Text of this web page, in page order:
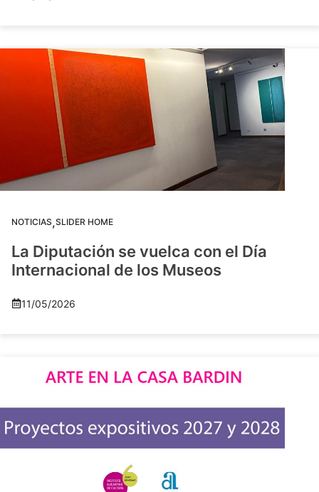
NOTICIAS,SLIDER HOME
La Diputación se vuelca con el Día
Internacional de los Museos
11/05/2026